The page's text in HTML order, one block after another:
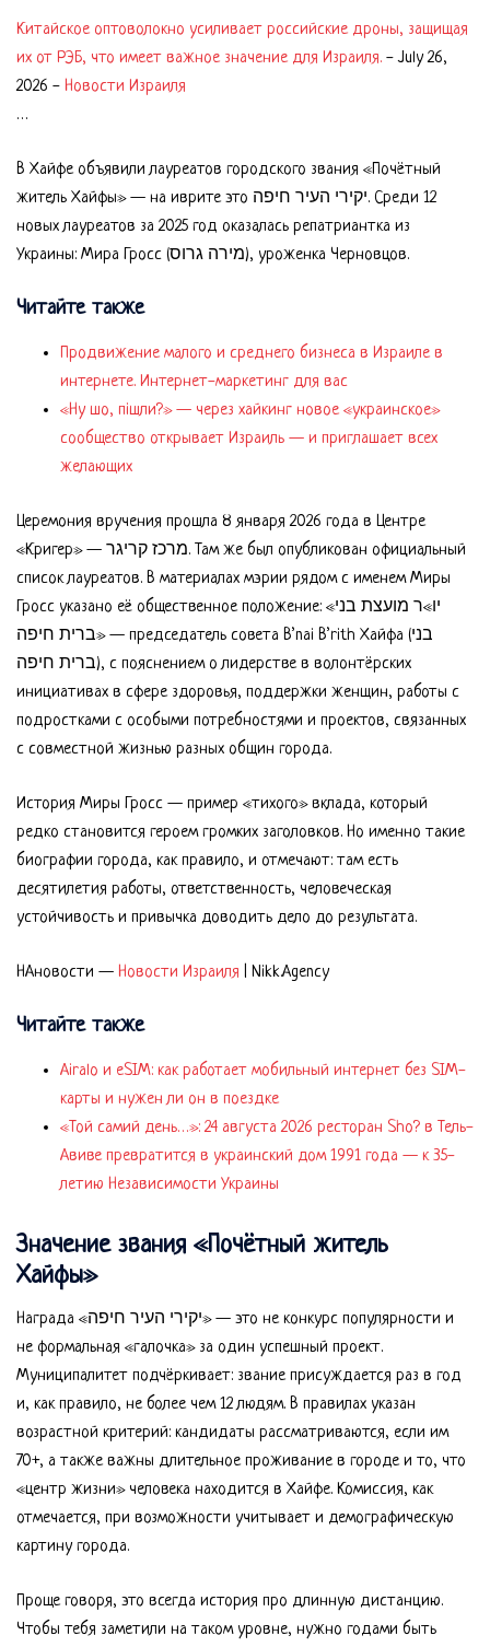
Китайское оптоволокно усиливает российские дроны, защищая
их от РЭБ, что имеет важное значение для Израиля. -July 26,
2026 - Новости Израиля
…
В Хайфе объявили лауреатов городского звания «Почётный
житель Хайфы» — на иврите это יקירי העיר חיפה. Среди 12
новых лауреатов за 2025 год оказалась репатриантка из
Украины: Мира Гросс (מירה גרוס), уроженка Черновцов.
Читайте также
Продвижение малого и среднего бизнеса в Израиле в
интернете. Интернет-маркетинг для вас
«Ну шо, пішли?» — через хайкинг новое «украинское»
сообщество открывает Израиль — и приглашает всех
желающих
Церемония вручения прошла 8 января 2026 года в Центре
«Кригер» — מרכז קריגר. Там же был опубликован официальный
список лауреатов. В материалах мэрии рядом с именем Миры
Гросс указано её общественное положение: «יו»ר מועצת בני
ברית חיפה» — председатель совета B’nai B’rith Хайфа (בני
ברית חיפה), с пояснением о лидерстве в волонтёрских
инициативах в сфере здоровья, поддержки женщин, работы с
подростками с особыми потребностями и проектов, связанных
с совместной жизнью разных общин города.
История Миры Гросс — пример «тихого» вклада, который
редко становится героем громких заголовков. Но именно такие
биографии города, как правило, и отмечают: там есть
десятилетия работы, ответственность, человеческая
устойчивость и привычка доводить дело до результата.
НАновости — Новости Израиля | Nikk.Agency
Читайте также
Airalo и eSIM: как работает мобильный интернет без SIM-
карты и нужен ли он в поездке
«Той самий день…»: 24 августа 2026 ресторан Sho? в Тель-
Авиве превратится в украинский дом 1991 года — к 35-
летию Независимости Украины
Значение звания «Почётный житель
Хайфы»
Награда «יקירי העיר חיפה» — это не конкурс популярности и
не формальная «галочка» за один успешный проект.
Муниципалитет подчёркивает: звание присуждается раз в год
и, как правило, не более чем 12 людям. В правилах указан
возрастной критерий: кандидаты рассматриваются, если им
70+, а также важны длительное проживание в городе и то, что
«центр жизни» человека находится в Хайфе. Комиссия, как
отмечается, при возможности учитывает и демографическую
картину города.
Проще говоря, это всегда история про длинную дистанцию.
Чтобы тебя заметили на таком уровне, нужно годами быть